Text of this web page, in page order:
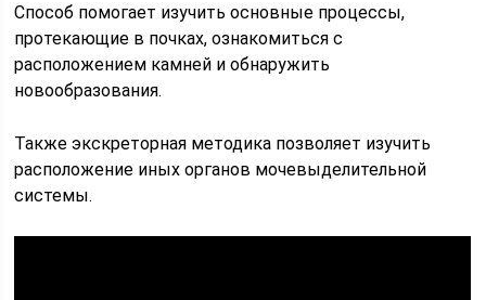
Способ помогает изучить основные процессы,
протекающие в почках, ознакомиться с
расположением камней и обнаружить
новообразования.
Также экскреторная методика позволяет изучить
расположение иных органов мочевыделительной
системы.